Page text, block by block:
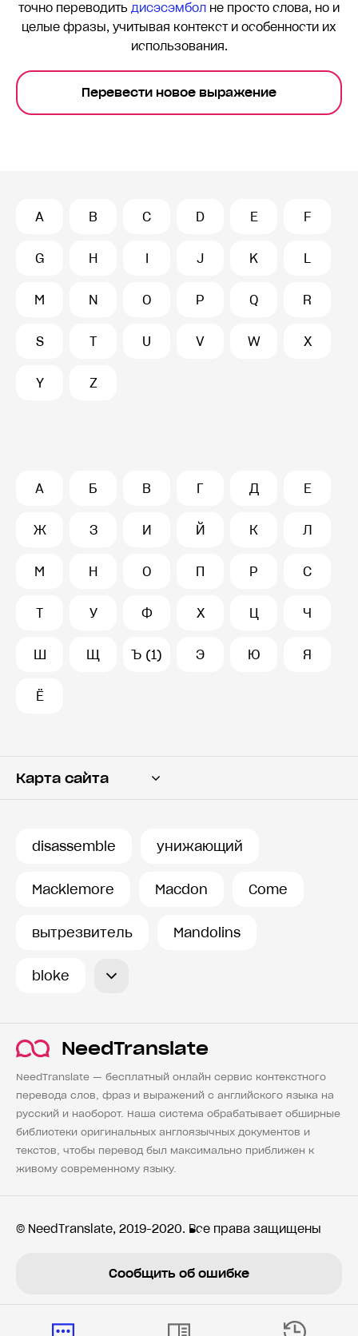
точно переводить дисэсэмбол не просто слова, но и
целые фразы, учитывая контекст и особенности их
использования.
Перевести новое выражение
A B C D E F
G H I J K L
M N O P Q R
S T U V W X
Y Z
А Б В Г Д Е
Ж З И Й К Л
М Н О П Р С
Т У Ф Х Ц Ч
Ш Щ Ъ (1) Э Ю Я
Ё
Карта сайта
disassemble унижающий
Macklemore Macdon Come
вытрезвитель Mandolins
bloke
NeedTranslate
NeedTranslate — бесплатный онлайн сервис контекстного
перевода слов, фраз и выражений с английского языка на
русский и наоборот. Наша система обрабатывает обширные
библиотеки оригинальных англоязычных документов и
текстов, чтобы перевод был максимально приближен к
живому современному языку.
© NeedTranslate, 2019-2020. Все права защищены
Сообщить об ошибке